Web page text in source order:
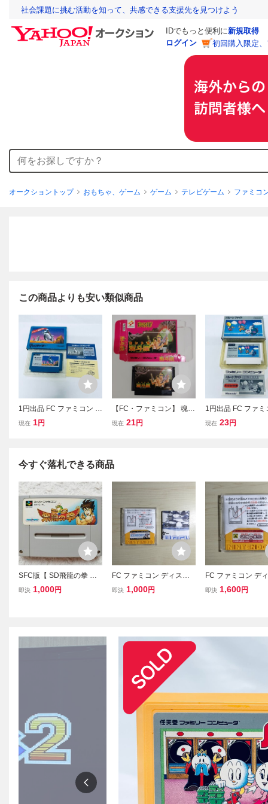
社会課題に挑む活動を知って、共感できる支援先を見つけよう
IDでもっと便利に新規取得
ログイン
初回購入限定
オークショントップ おもちゃ、ゲーム ゲーム テレビゲーム ファミコ
この商品よりも安い類似商品
1円出品 FC ファミコン マ
ッハライダー ソフト 箱説
現在 1円
【FC・ファミコン】 魂斗
羅 コントラ 外箱あり
現在 21円
1円出品 FC ファミ
ルーンファイト ソ
現在 23円
今すぐ落札できる商品
SFC版【 SD飛龍の拳 】
起動確認済み★スーパー
即決 1,000円
FC ファミコン ディスク
システム ディスクカード
即決 1,000円
FC ファミコン デ
システム ディスク
即決 1,600円